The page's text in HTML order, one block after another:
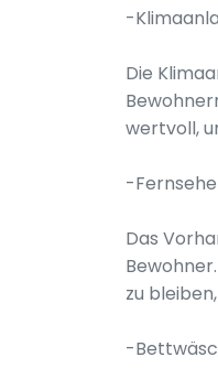
-
Die
wertvoll,
-
Das
zu
-